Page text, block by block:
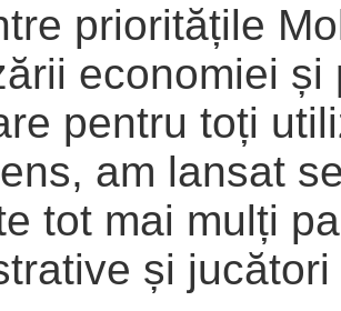
prioritățile
economiei
pentru toți
am lansat
tot mai mulți
și